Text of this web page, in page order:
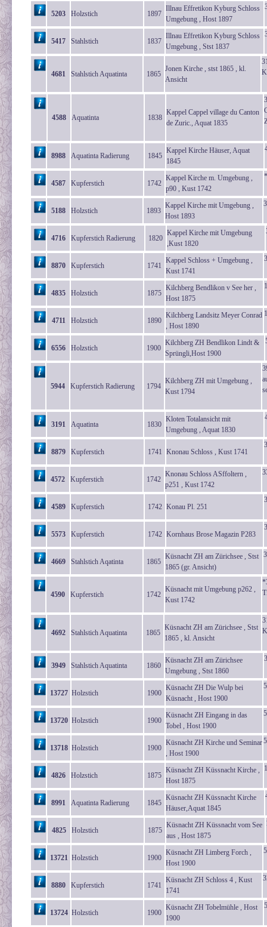
5203 Holzstich 1897
Illnau Effretikon Kyburg Schloss
Umgebung , Host 1897
5417 Stahlstich 1837
Illnau Effretikon Kyburg Schloss
Umgebung , Stst 1837
4681 Stahlstich Aquatinta 1865
Jonen Kirche , stst 1865 , kl.
Ansicht
4588 Aquatinta 1838
Kappel Cappel village du Canton
de Zuric., Aquat 1835
8988 Aquatinta Radierung 1845
Kappel Kirche Häuser, Aquat
1845
4587 Kupferstich 1742
Kappel Kirche m. Umgebung ,
p90 , Kust 1742
5188 Holzstich 1893
Kappel Kirche mit Umgebung ,
Host 1893
4716 Kupferstich Radierung 1820
Kappel Kirche mit Umgebung
,Kust 1820
8870 Kupferstich 1741
Kappel Schloss + Umgebung ,
Kust 1741
4835 Holzstich 1875
Kilchberg Bendlikon v See her ,
Host 1875
4711 Holzstich 1890
Kilchberg Landsitz Meyer Conrad
, Host 1890
6556 Holzstich 1900
Kilchberg ZH Bendlikon Lindt &
Sprüngli,Host 1900
5944 Kupferstich Radierung 1794
Kilchberg ZH mit Umgebung ,
Kust 1794
3191 Aquatinta 1830
Kloten Totalansicht mit
Umgebung , Aquat 1830
8879 Kupferstich 1741 Knonau Schloss , Kust 1741
4572 Kupferstich 1742
Knonau Schloss ASffoltern ,
p251 , Kust 1742
4589 Kupferstich 1742 Konau Pl. 251
5573 Kupferstich 1742 Kornhaus Brose Magazin P283
4669 Stahlstich Aqatinta 1865
Küsnacht ZH am Zürichsee , Stst
1865 (gr. Ansicht)
4590 Kupferstich 1742
Küsnacht mit Umgebung p262 ,
Kust 1742
4692 Stahlstich Aquatinta 1865
Küsnacht ZH am Zürichsee , Stst
1865 , kl. Ansicht
3949 Stahlstich Aquatinta 1860
Küsnacht ZH am Zürichsee
Umgebung , Stst 1860
13727 Holzstich 1900
Küsnacht ZH Die Wulp bei
Küsnacht , Host 1900
13720 Holzstich 1900
Küsnacht ZH Eingang in das
Tobel , Host 1900
13718 Holzstich 1900
Küsnacht ZH Kirche und Seminar
, Host 1900
4826 Holzstich 1875
Küsnacht ZH Küssnacht Kirche ,
Host 1875
8991 Aquatinta Radierung 1845
Küsnacht ZH Küssnacht Kirche
Häuser,Aquat 1845
4825 Holzstich 1875
Küsnacht ZH Küssnacht vom See
aus , Host 1875
13721 Holzstich 1900
Küsnacht ZH Limberg Forch ,
Host 1900
8880 Kupferstich 1741
Küsnacht ZH Schloss 4 , Kust
1741
13724 Holzstich 1900
Küsnacht ZH Tobelmühle , Host
1900